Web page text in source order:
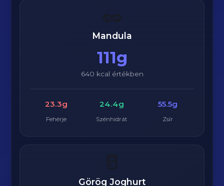
🥜
Mandula
111g
640 kcal értékben
23.3g
Fehérje
24.4g
Szénhidrát
55.5g
Zsír
🥛
Görög Joghurt